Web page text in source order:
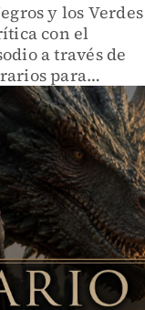
y los Verdes
con el
a través de
para
completo.